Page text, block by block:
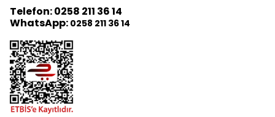
Telefon: 0258 211 36 14
WhatsApp: 0258 211 36 14